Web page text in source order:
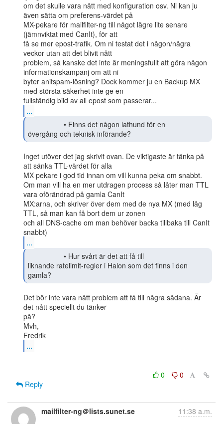
om det skulle vara nått med konfiguration osv. Ni kan ju
även sätta om preferens-värdet på
MX-pekare för mailfilter-ng till något lägre lite senare
(jämnviktat med CanIt), för att
få se mer epost-trafik. Om ni testat det i någon/några
veckor utan att det blivit nått
problem, så kanske det inte är meningsfullt att göra någon
informationskampanj om att ni
byter anitspam-lösning? Dock kommer ju en Backup MX
med största säkerhet inte ge en
...
övergång och teknisk införande?
Inget utöver det jag skrivit ovan. De viktigaste är tänka på
att sänka TTL-värdet för alla
MX pekare i god tid innan om vill kunna peka om snabbt.
Om man vill ha en mer utdragen process så låter man TTL
vara oförändrad på gamla CanIt
MX:arna, och skriver över dem med de nya MX (med låg
TTL, så man kan få bort dem ur zonen
och all DNS-cache om man behöver backa tillbaka till CanIt
...
liknande ratelimit-regler i Halon som det finns i den
gamla?
Det bör inte vara nått problem att få till några sådana. Är
det nått speciellt du tänker
på?
Mvh,
...
0
0
Reply
mailfilter-ng＠lists.sunet.se 11:38 a.m.